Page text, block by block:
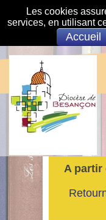
Les cookies
services, en utilisant
desAccueil
A partir